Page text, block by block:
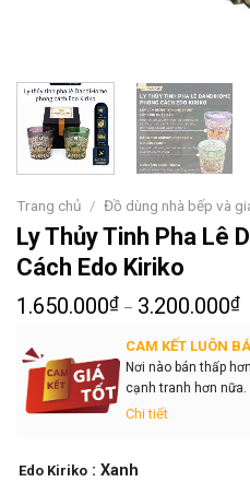
Trang chủ / Đồ dùng nhà bếp và
Ly Thủy Tinh Pha Lê
Cách Edo Kiriko
1.650.000₫ – 3.200.000₫
CAM KẾT LUÔN
Nơi nào bán thấp
cạnh tranh hơn nữa.
Chi tiết
Edo Kiriko : Xanh